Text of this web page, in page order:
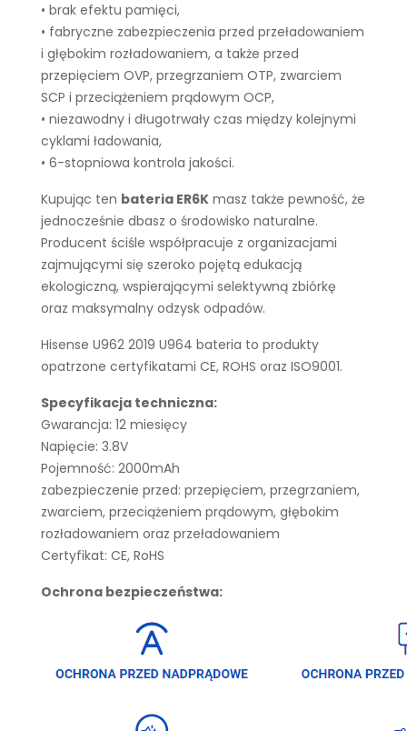
• brak efektu pamięci,
• fabryczne zabezpieczenia przed przeładowaniem
i głębokim rozładowaniem, a także przed
przepięciem OVP, przegrzaniem OTP, zwarciem
SCP i przeciążeniem prądowym OCP,
• niezawodny i długotrwały czas między kolejnymi
cyklami ładowania,
• 6-stopniowa kontrola jakości.
Kupując ten bateria ER6K masz także pewność, że
jednocześnie dbasz o środowisko naturalne.
Producent ściśle współpracuje z organizacjami
zajmującymi się szeroko pojętą edukacją
ekologiczną, wspierającymi selektywną zbiórkę
oraz maksymalny odzysk odpadów.
Hisense U962 2019 U964 bateria to produkty
opatrzone certyfikatami CE, ROHS oraz ISO9001.
Specyfikacja techniczna:
Gwarancja: 12 miesięcy
Napięcie: 3.8V
Pojemność: 2000mAh
zabezpieczenie przed: przepięciem, przegrzaniem,
zwarciem, przeciążeniem prądowym, głębokim
rozładowaniem oraz przeładowaniem
Certyfikat: CE, RoHS
Ochrona bezpieczeństwa: